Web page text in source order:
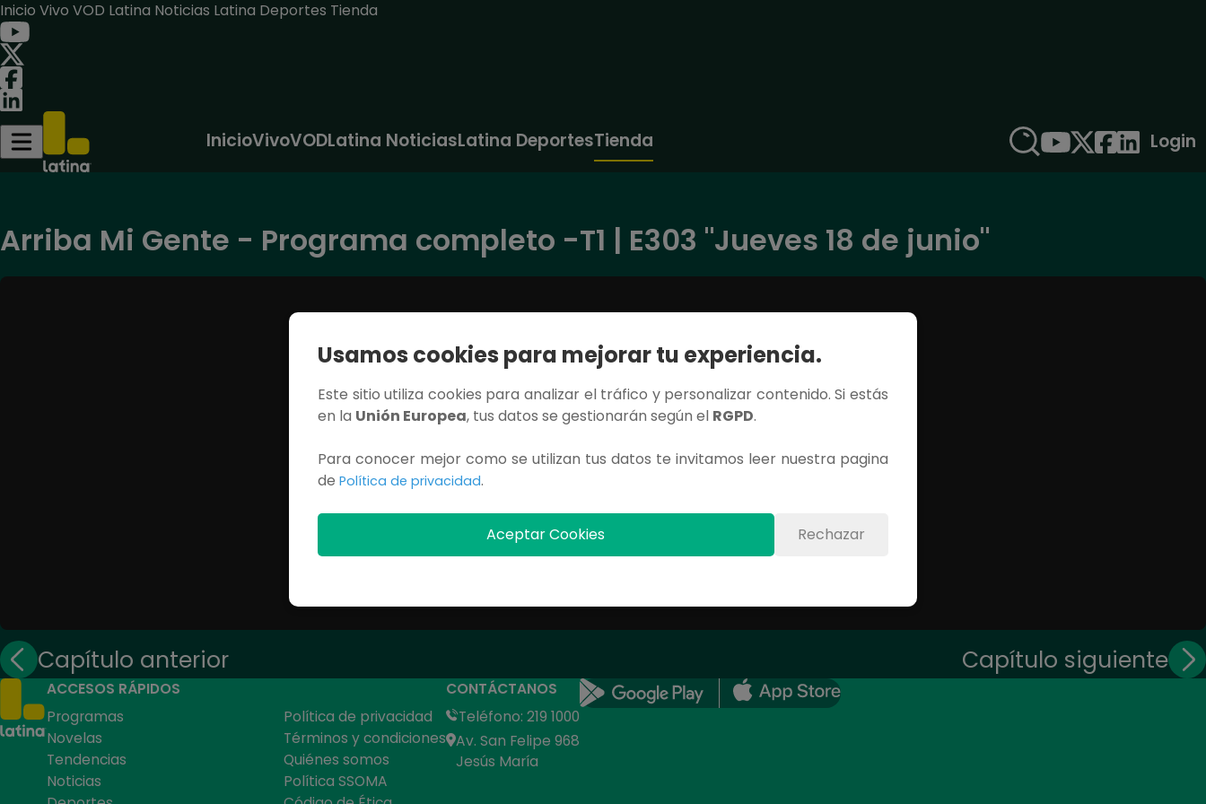
Inicio Vivo VOD Latina Noticias Latina Deportes Tienda
InicioVivoVODLatina NoticiasLatina DeportesTienda Login
Arriba Mi Gente - Programa completo -T1 | E303 "Jueves 18 de junio"
Contenido Exclusivo
Debes iniciar sesión para ver este capítulo completo.
INICIAR SESIÓN
Capítulo anterior Capítulo siguiente
ACCESOS RÁPIDOS
Programas
Novelas
Tendencias
Noticias
Política de privacidad
Términos y condiciones
Quiénes somos
Política SSOMA
CONTÁCTANOS
Teléfono: 219 1000
Av. San Felipe 968
Jesús María
Usamos cookies para mejorar tu experiencia.
Este sitio utiliza cookies para analizar el tráfico y personalizar contenido. Si estás
en la Unión Europea, tus datos se gestionarán según el RGPD.
Para conocer mejor como se utilizan tus datos te invitamos leer nuestra pagina
de Política de privacidad.
Aceptar Cookies Rechazar